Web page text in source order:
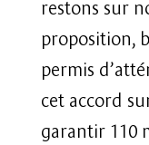
restons sur
proposition,
permis
cet accord
garantir 110